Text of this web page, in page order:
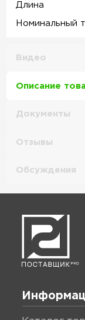
Длина
Номинальный
Видео
Описание
Документы
Отзывы
Обсуждения